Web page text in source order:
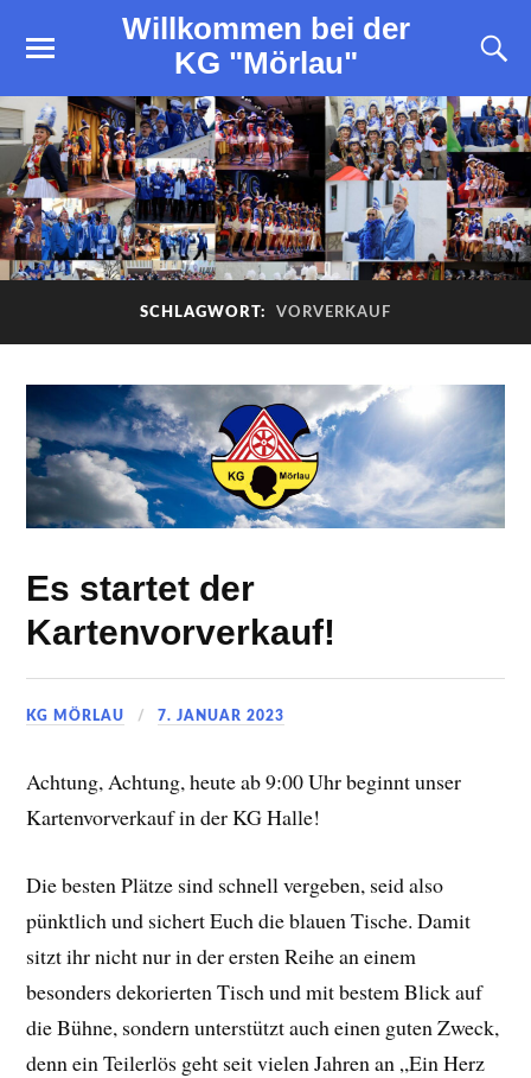
Willkommen bei der
KG "Mörlau"
SCHLAGWORT: VORVERKAUF
Es startet der
Kartenvorverkauf!
KG MÖRLAU 7. JANUAR 2023
Achtung, Achtung, heute ab 9:00 Uhr beginnt unser
Kartenvorverkauf in der KG Halle!
Die besten Plätze sind schnell vergeben, seid also
pünktlich und sichert Euch die blauen Tische. Damit
sitzt ihr nicht nur in der ersten Reihe an einem
besonders dekorierten Tisch und mit bestem Blick auf
die Bühne, sondern unterstützt auch einen guten Zweck,
denn ein Teilerlös geht seit vielen Jahren an „Ein Herz